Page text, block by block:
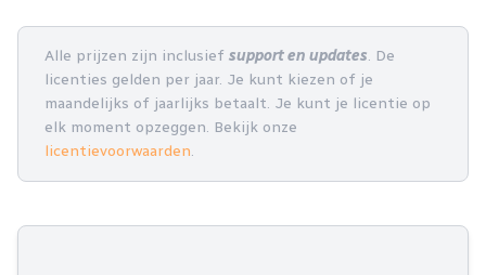
Alle prijzen zijn inclusief support en updates. De
licenties gelden per jaar. Je kunt kiezen of je
maandelijks of jaarlijks betaalt. Je kunt je licentie op
elk moment opzeggen. Bekijk onze
licentievoorwaarden.